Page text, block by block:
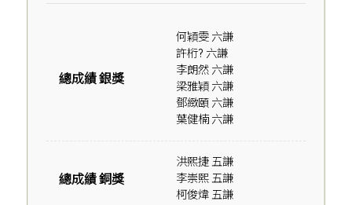
總成績 銀獎
何穎雯 六謙
許桁? 六謙
李朗然 六謙
梁雅穎 六謙
鄧緻頤 六謙
葉健楠 六謙
總成績 銅獎
洪熙捷 五謙
李崇熙 五謙
柯俊煒 五謙